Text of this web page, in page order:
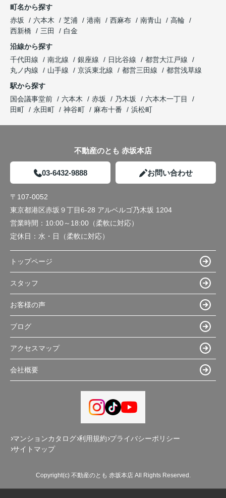
町名から探す
赤坂
六本木 芝浦 港南 西麻布 南青山
高輪
西新橋
三田
白金
沿線から探す
千代田線
南北線 銀座線 日比谷線
都営大江戸線
丸ノ内線
山手線 京浜東北線 都営三田線
都営浅草線
駅から探す
国会議事堂前
六本木 赤坂 乃木坂
六本木一丁目
田町
永田町 神谷町 麻布十番 浜松町
不動産のとも 赤坂本店
03-6432-9888 お問い合わせ
〒107-0052
東京都港区赤坂９丁目6-28 アルベルゴ乃木坂 1204
営業時間： 10:00～18:00（柔軟に対応）
定休日： 水・日（柔軟に対応）
トップページ
スタッフ
お客様の声
ブログ
アクセスマップ
会社概要
マンションカタログ 利用規約 プライバシーポリシー
サイトマップ
Copyright(c) 不動産のとも 赤坂本店 All Rights Reserved.